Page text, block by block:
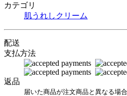
カテゴリ
肌うれしクリーム
配送
支払方法
返品
届いた商品が注文商品と異なる場